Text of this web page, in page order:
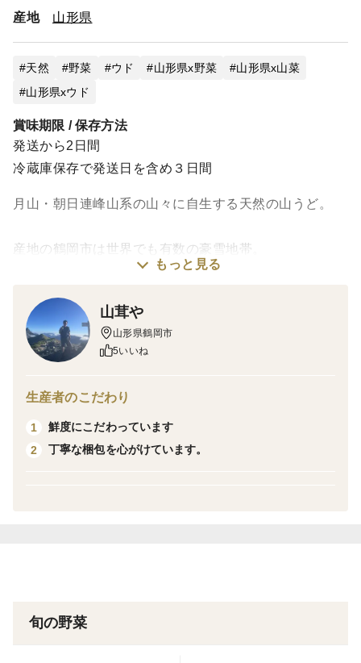
産地 山形県
天然 野菜 ウド 山形県x野菜
山形県x山菜
山形県xウド
賞味期限 / 保存方法
発送から2日間
冷蔵庫保存で発送日を含め３日間
月山・朝日連峰山系の山々に自生する天然の山うど。
産地の鶴岡市は世界でも有数の豪雪地帯。
その雪が春になり山を潤します。
ります。
【天然もののため配達日の指定は一切出来かねます。】
もっと見る
山茸や
山形県鶴岡市
5いいね
生産者のこだわり
1
鮮度にこだわっています
2
丁寧な梱包を心がけています。
旬の野菜